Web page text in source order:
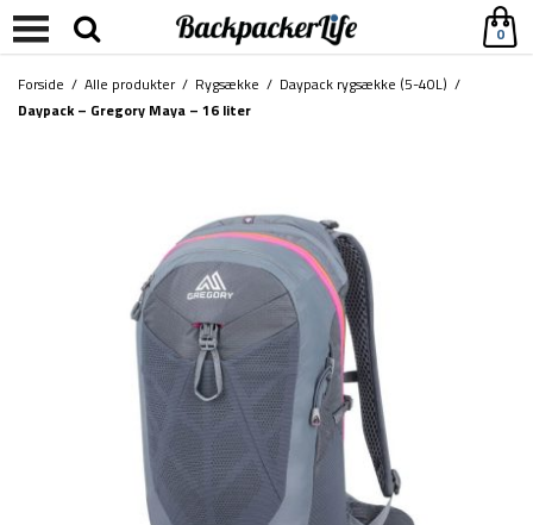
0
Forside / Alle produkter/ Rygsække / Daypack rygsække (5-40L) /
Daypack – Gregory Maya – 16 liter